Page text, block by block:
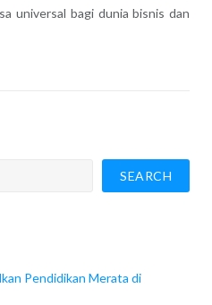
universal bagi dunia bisnis dan
SEARCH
Pendidikan Merata di